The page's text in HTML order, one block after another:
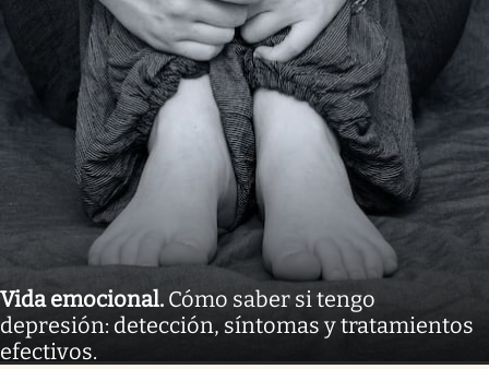
Vida emocional. Cómo saber si tengo
depresión: detección, síntomas y tratamientos
efectivos.